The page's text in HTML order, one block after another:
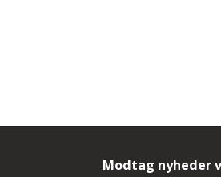
Modtag nyheder